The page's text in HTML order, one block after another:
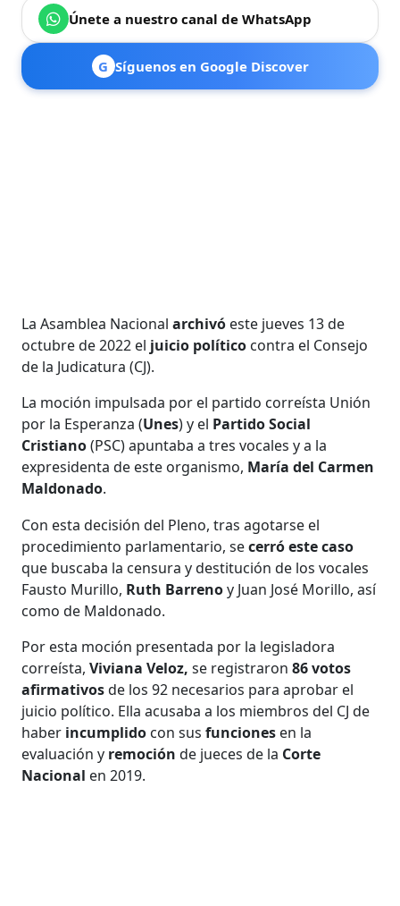
Únete a nuestro canal de WhatsApp
G Síguenos en Google Discover
La Asamblea Nacionalarchivó este jueves 13 de
octubre de 2022 el juicio político contra el Consejo
de la Judicatura (CJ).
La moción impulsada por el partido correísta Unión
por la Esperanza (Unes) y el Partido Social
Cristiano(PSC) apuntaba a tres vocales y a la
expresidenta de este organismo, María del Carmen
Maldonado.
Con esta decisión del Pleno, tras agotarse el
procedimiento parlamentario, secerró este caso
que buscaba la censura y destitución de los vocales
Fausto Murillo, Ruth Barrenoy Juan José Morillo, así
como de Maldonado.
Por esta moción presentada por la legisladora
correísta, Viviana Veloz, se registraron86 votos
afirmativosde los 92 necesarios para aprobar el
juicio político. Ella acusaba a los miembros del CJ de
haber incumplido con susfunciones en la
evaluación y remociónde jueces de la Corte
Nacional en 2019.